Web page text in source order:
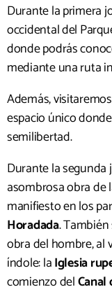
Durante la primera
occidental del
donde podrás
mediante una ruta
Además,
espacio único
semilibertad.
Durante la
asombrosa obra de
manifiesto en los
Horadada.
obra del hombre, al
índole: laIglesia
comienzo delCanal